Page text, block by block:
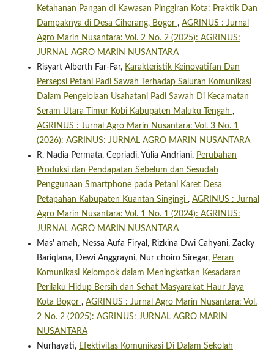
Ketahanan Pangan di Kawasan Pinggiran Kota: Praktik Dan
Dampaknya di Desa Ciherang, Bogor , AGRINUS : Jurnal
Agro Marin Nusantara: Vol. 2 No. 2 (2025): AGRINUS:
JURNAL AGRO MARIN NUSANTARA
Risyart Alberth Far-Far, Karakteristik Keinovatifan Dan
Persepsi Petani Padi Sawah Terhadap Saluran Komunikasi
Dalam Pengelolaan Usahatani Padi Sawah Di Kecamatan
Seram Utara Timur Kobi Kabupaten Maluku Tengah ,
AGRINUS : Jurnal Agro Marin Nusantara: Vol. 3 No. 1
(2026): AGRINUS: JURNAL AGRO MARIN NUSANTARA
R. Nadia Permata, Cepriadi, Yulia Andriani, Perubahan
Produksi dan Pendapatan Sebelum dan Sesudah
Penggunaan Smartphone pada Petani Karet Desa
Petapahan Kabupaten Kuantan Singingi , AGRINUS : Jurnal
Agro Marin Nusantara: Vol. 1 No. 1 (2024): AGRINUS:
JURNAL AGRO MARIN NUSANTARA
Mas' amah, Nessa Aufa Firyal, Rizkina Dwi Cahyani, Zacky
Bariqlana, Dewi Anggrayni, Nur choiro Siregar, Peran
Komunikasi Kelompok dalam Meningkatkan Kesadaran
Perilaku Hidup Bersih dan Sehat Masyarakat Haur Jaya
Kota Bogor , AGRINUS : Jurnal Agro Marin Nusantara: Vol.
2 No. 2 (2025): AGRINUS: JURNAL AGRO MARIN
NUSANTARA
Nurhayati, Efektivitas Komunikasi Di Dalam Sekolah